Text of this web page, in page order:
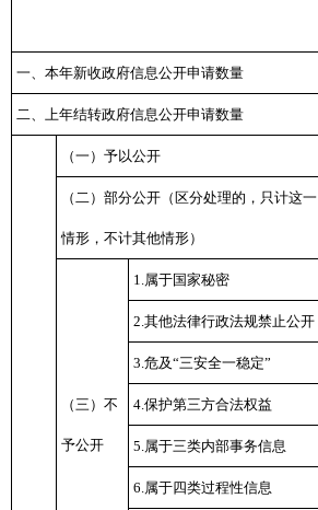
一、本年新收政府信息公开申请数量
二、上年结转政府信息公开申请数量
（一）予以公开
（二）部分公开 （区分处理的，只计这一
情形，不计其他情形）
（三）不
予公开
1.属于国家秘密
2.其他法律行政法规禁止公开
3.危及“三安全一稳定”
4.保护第三方合法权益
5.属于三类内部事务信息
6.属于四类过程性信息